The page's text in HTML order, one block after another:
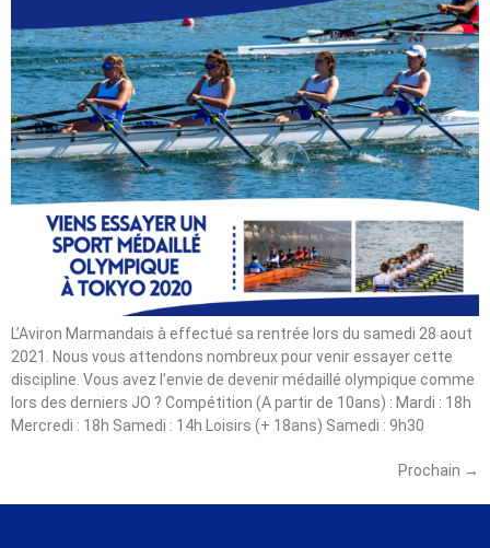
L’Aviron Marmandais à effectué sa rentrée lors du samedi 28 aout
2021. Nous vous attendons nombreux pour venir essayer cette
discipline. Vous avez l’envie de devenir médaillé olympique comme
lors des derniers JO ? Compétition (A partir de 10ans) : Mardi : 18h
Mercredi : 18h Samedi : 14h Loisirs (+ 18ans) Samedi : 9h30
Prochain →